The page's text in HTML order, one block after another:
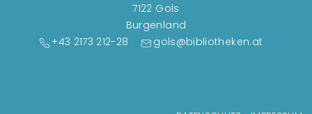
7122 Gols
Burgenland
+43 2173 212-28
gols@bibliotheken.at